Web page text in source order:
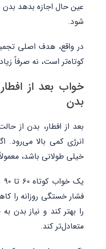
عین حال اجازه بدهد بدن
شود.
در واقع، هدف اصلی
کوتاه‌تر است، نه صرفاً
خواب بعد از افطار
بدن
بعد از افطار، بدن از
انرژی کمی بالا می‌رود.
خیلی طولانی باشد،
فشار خستگی روزانه را
را بهتر کند و نیاز بدن
متعادل‌تر کند.